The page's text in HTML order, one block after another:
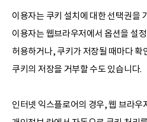
이용자는 쿠키 설치에 대한 선택권을
이용자는 웹브라우저에서 옵션을 설
허용하거나, 쿠키가 저장될 때마다
쿠키의 저장을 거부할 수도 있습니다.
인터넷 익스플로어의 경우, 웹 브라우